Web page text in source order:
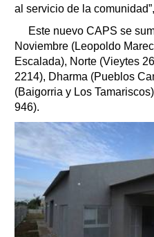
al servicio de la
Este nuevo CAPS se
Noviembre (Leopoldo
Escalada), Norte (Vieytes
2214), Dharma (Pueblos
(Baigorria y Los
946).